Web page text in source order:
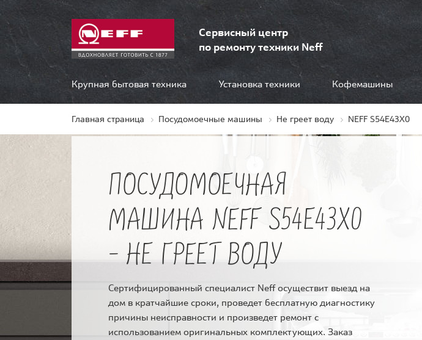
Сервисный центр
по ремонту техники Neff
Крупная бытовая техника Установка техники Кофемашины
Главная страница Посудомоечные машины Не греет воду NEFF S54E43X0
ПОСУДОМОЕЧНАЯ
МАШИНА NEFF S54E43X0
- НЕ ГРЕЕТ ВОДУ
Сертифицированный специалист Neff осуществит выезд на
дом в кратчайшие сроки, проведет бесплатную диагностику
причины неисправности и произведет ремонт с
использованием оригинальных комплектующих. Заказ